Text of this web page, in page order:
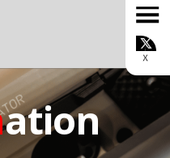
お知らせ
ONLINE SHOP
MIUについて
カスタムサービス
スタッフ紹介
ation